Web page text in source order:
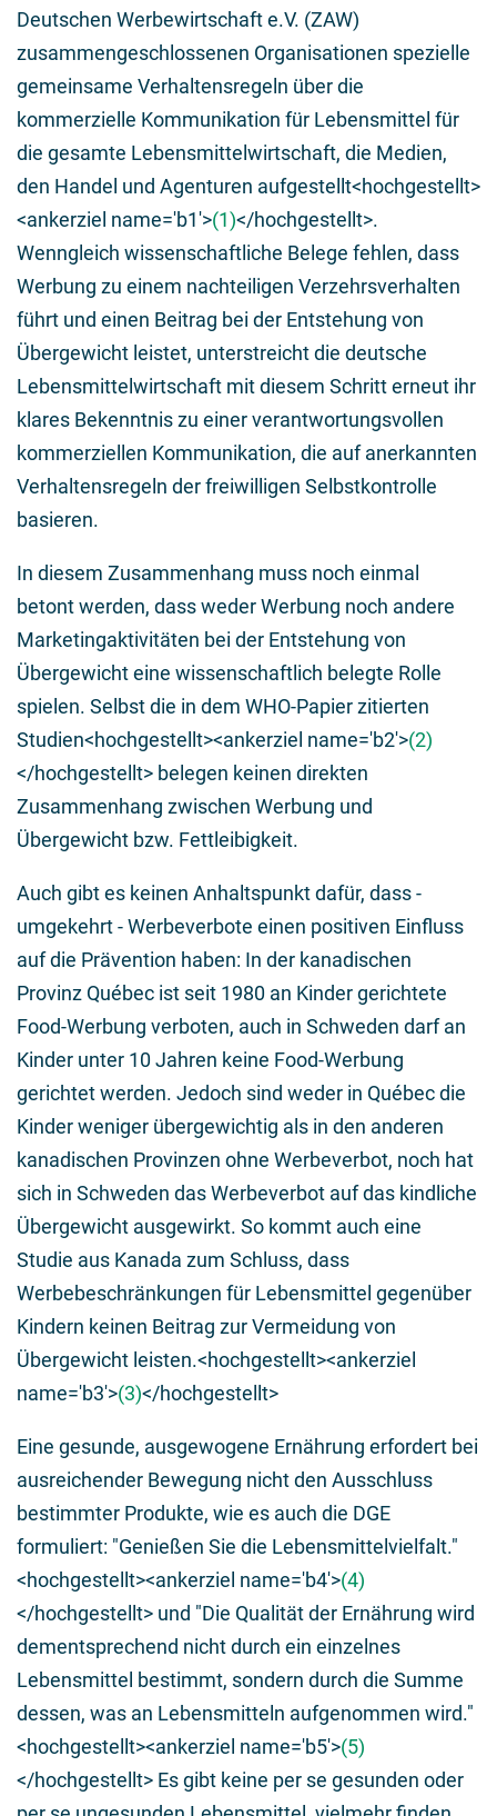
Deutschen Werbewirtschaft e.V. (ZAW)
zusammengeschlossenen Organisationen spezielle
gemeinsame Verhaltensregeln über die
kommerzielle Kommunikation für Lebensmittel für
die gesamte Lebensmittelwirtschaft, die Medien,
den Handel und Agenturen aufgestellt<hochgestellt>
<ankerziel name='b1'>(1)</hochgestellt>.
Wenngleich wissenschaftliche Belege fehlen, dass
Werbung zu einem nachteiligen Verzehrsverhalten
führt und einen Beitrag bei der Entstehung von
Übergewicht leistet, unterstreicht die deutsche
Lebensmittelwirtschaft mit diesem Schritt erneut ihr
klares Bekenntnis zu einer verantwortungsvollen
kommerziellen Kommunikation, die auf anerkannten
Verhaltensregeln der freiwilligen Selbstkontrolle
basieren.
In diesem Zusammenhang muss noch einmal
betont werden, dass weder Werbung noch andere
Marketingaktivitäten bei der Entstehung von
Übergewicht eine wissenschaftlich belegte Rolle
spielen. Selbst die in dem WHO-Papier zitierten
Studien<hochgestellt><ankerziel name='b2'>(2)
</hochgestellt> belegen keinen direkten
Zusammenhang zwischen Werbung und
Übergewicht bzw. Fettleibigkeit.
Auch gibt es keinen Anhaltspunkt dafür, dass -
umgekehrt - Werbeverbote einen positiven Einfluss
auf die Prävention haben: In der kanadischen
Provinz Québec ist seit 1980 an Kinder gerichtete
Food-Werbung verboten, auch in Schweden darf an
Kinder unter 10 Jahren keine Food-Werbung
gerichtet werden. Jedoch sind weder in Québec die
Kinder weniger übergewichtig als in den anderen
kanadischen Provinzen ohne Werbeverbot, noch hat
sich in Schweden das Werbeverbot auf das kindliche
Übergewicht ausgewirkt. So kommt auch eine
Studie aus Kanada zum Schluss, dass
Werbebeschränkungen für Lebensmittel gegenüber
Kindern keinen Beitrag zur Vermeidung von
Übergewicht leisten.<hochgestellt><ankerziel
name='b3'>(3)</hochgestellt>
Eine gesunde, ausgewogene Ernährung erfordert bei
ausreichender Bewegung nicht den Ausschluss
bestimmter Produkte, wie es auch die DGE
formuliert: "Genießen Sie die Lebensmittelvielfalt."
<hochgestellt><ankerziel name='b4'>(4)
</hochgestellt> und "Die Qualität der Ernährung wird
dementsprechend nicht durch ein einzelnes
Lebensmittel bestimmt, sondern durch die Summe
dessen, was an Lebensmitteln aufgenommen wird."
<hochgestellt><ankerziel name='b5'>(5)
</hochgestellt> Es gibt keine per se gesunden oder